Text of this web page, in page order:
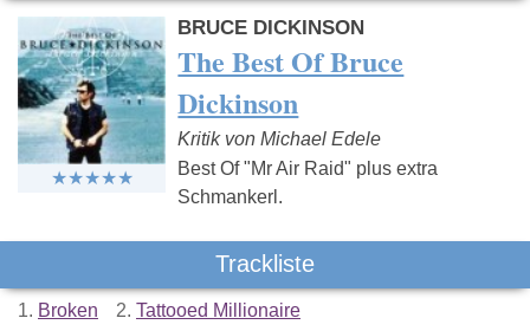
BRUCE DICKINSON
The Best Of Bruce
Dickinson
Kritik von Michael Edele
Best Of "Mr Air Raid" plus extra
Schmankerl.
Trackliste
1. Broken 2. Tattooed Millionaire